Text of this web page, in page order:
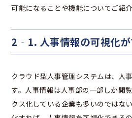
可能になることや機能についてご紹介
2‐1. 人事情報の可視化が
クラウド型人事管理システムは、人
す。人事情報は人事部の一部しか閲
クス化している企業も多いのではな